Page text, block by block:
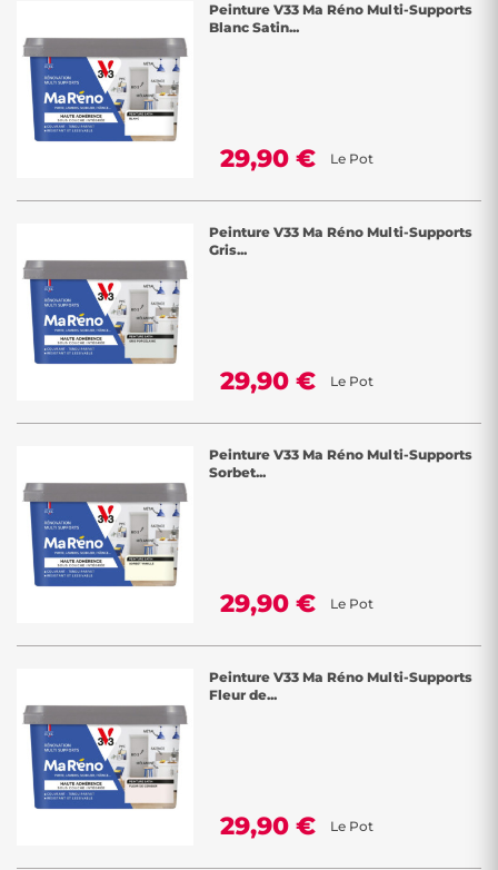
Peinture V33 Ma Réno Multi-Supports
Blanc Satin...
29,90 € Le Pot
Peinture V33 Ma Réno Multi-Supports
Gris...
29,90 € Le Pot
Peinture V33 Ma Réno Multi-Supports
Sorbet...
29,90 € Le Pot
Peinture V33 Ma Réno Multi-Supports
Fleur de...
29,90 € Le Pot